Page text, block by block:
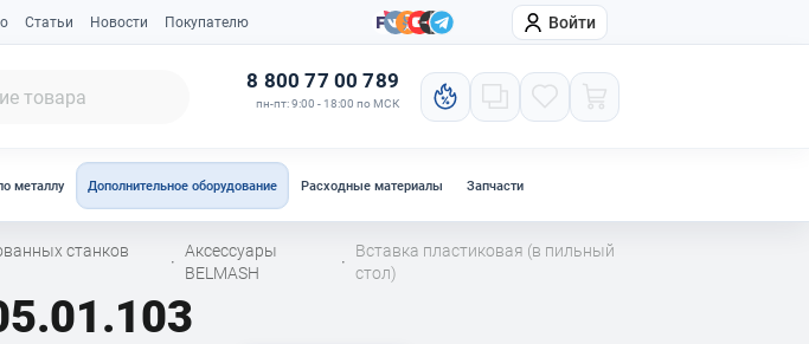
Статьи Новости Покупателю Компания Войти
8 800 77 00 789
пн-пт: 9:00 - 18:00 по МСК
металлу Дополнительное оборудование Расходные материалы Запчасти
станков
·
Аксессуары
BELMASH
·
Вставка пластиковая (в пильный
стол)